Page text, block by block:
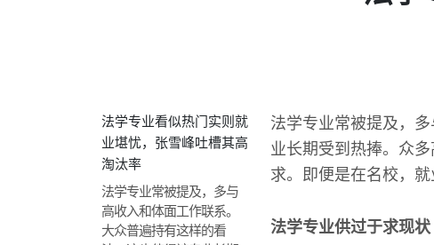
法学专业看似热门实则就
业堪忧，张雪峰吐槽其高
淘汰率
法学专业常被提及，多与
高收入和体面工作联系。
大众普遍持有这样的看
法学专业常被提及，
业长期受到热捧。众
求。即便是在名校，
法学专业供过于求现状